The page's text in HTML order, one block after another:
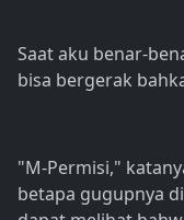
Saat aku benar-
bisa bergerak
"M-Permisi,"
betapa gugupnya